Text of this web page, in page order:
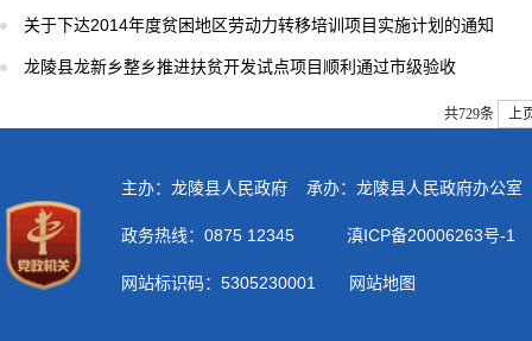
关于下达2014年度贫困地区劳动力转移培训项目实施计划的通知
龙陵县龙新乡整乡推进扶贫开发试点项目顺利通过市级验收
共729条 上